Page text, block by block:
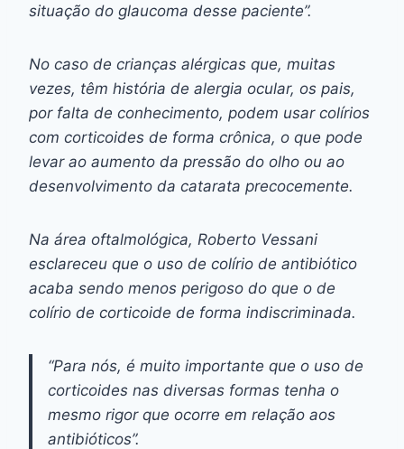
situação do glaucoma desse paciente”.
No caso de crianças alérgicas que, muitas
vezes, têm história de alergia ocular, os pais,
por falta de conhecimento, podem usar colírios
com corticoides de forma crônica, o que pode
levar ao aumento da pressão do olho ou ao
desenvolvimento da catarata precocemente.
Na área oftalmológica, Roberto Vessani
esclareceu que o uso de colírio de antibiótico
acaba sendo menos perigoso do que o de
colírio de corticoide de forma indiscriminada.
“Para nós, é muito importante que o uso de
corticoides nas diversas formas tenha o
mesmo rigor que ocorre em relação aos
antibióticos”.